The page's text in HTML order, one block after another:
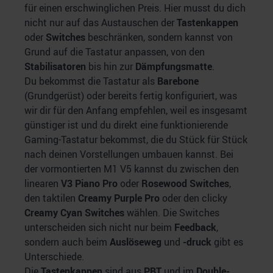
für einen erschwinglichen Preis. Hier musst du dich
nicht nur auf das Austauschen derTastenkappen
oder Switches beschränken, sondern kannst von
Grund auf die Tastatur anpassen, von den
Stabilisatoren bis hin zur Dämpfungsmatte.
Du bekommst die Tastatur als Barebone
(Grundgerüst) oder bereits fertig konfiguriert, was
wir dir für den Anfang empfehlen, weil es insgesamt
günstiger ist und du direkt eine funktionierende
Gaming-Tastatur bekommst, die du Stück für Stück
nach deinen Vorstellungen umbauen kannst. Bei
der vormontierten M1 V5 kannst du zwischen den
linearen V3 Piano Pro oder Rosewood Switches,
den taktilen Creamy Purple Pro oder den clicky
Creamy Cyan Switcheswählen. Die Switches
unterscheiden sich nicht nur beim Feedback,
sondern auch beim Auslöseweg und -druck gibt es
Unterschiede.